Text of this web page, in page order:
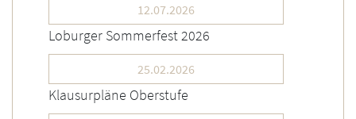
12.07.2026
Loburger Sommerfest 2026
25.02.2026
Klausurpläne Oberstufe